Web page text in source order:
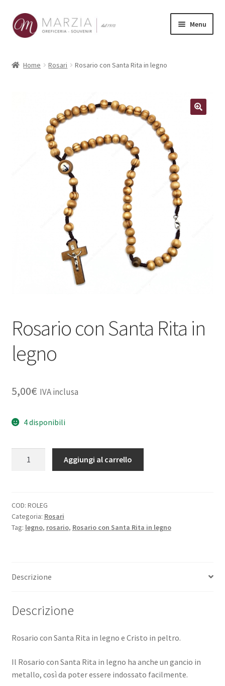
Vai
alla
Vai
al
Menu
Home Rosari Rosario con Santa Rita in legno
Rosario con Santa Rita in
legno
5,00€ IVA inclusa
4 disponibili
in
legno
quantità
Aggiungi al carrello
COD: ROLEG
Categoria: Rosari
Tag: legno, rosario, Rosario con Santa Rita in legno
Descrizione
Descrizione
Rosario con Santa Rita in legno e Cristo in peltro.
Il Rosario con Santa Rita in legno ha anche un gancio in
metallo, così da poter essere indossato facilmente.